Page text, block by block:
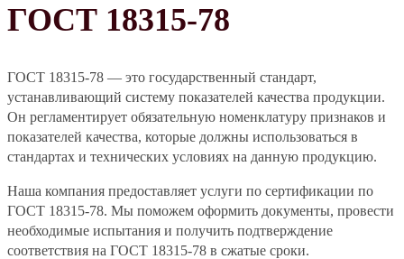
ГОСТ 18315-78
ГОСТ 18315-78 — это государственный стандарт,
устанавливающий систему показателей качества продукции.
Он регламентирует обязательную номенклатуру признаков и
показателей качества, которые должны использоваться в
стандартах и технических условиях на данную продукцию.
Наша компания предоставляет услуги по сертификации по
ГОСТ 18315-78. Мы поможем оформить документы, провести
необходимые испытания и получить подтверждение
соответствия на ГОСТ 18315-78 в сжатые сроки.